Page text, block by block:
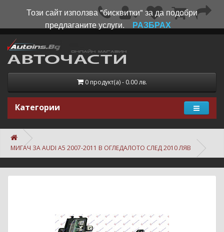
0 продукт(а) - 0.00 лв.
Категории
МИГАЧ ЗА AUDI A5 2007-2011 В ОГЛЕДАЛОТО СЛЕД 2010 ЛЯВ
Този сайт използва "бисквитки" за да подобри
предлаганите услуги.
РАЗБРАХ